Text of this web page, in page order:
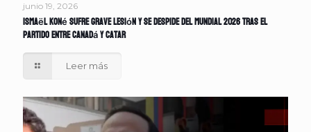
junio 19, 2026
Ismaël Koné sufre grave lesión y se despide del Mundial 2026 tras el
partido entre Canadá y Catar
Leer más